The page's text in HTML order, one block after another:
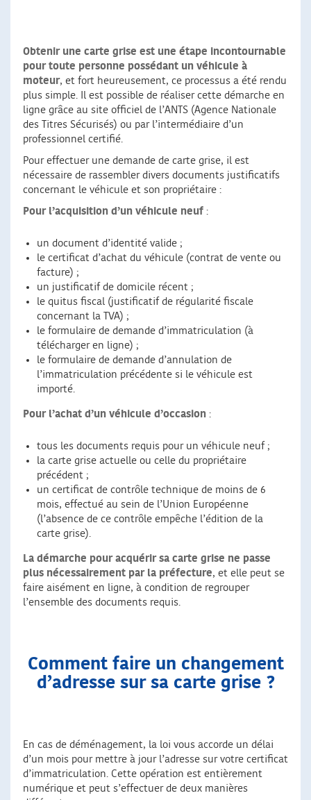
Obtenir une carte grise est une étape incontournable
pour toute personne possédant un véhicule à
moteur, et fort heureusement, ce processus a été rendu
plus simple. Il est possible de réaliser cette démarche en
ligne grâce au site officiel de l’ANTS (Agence Nationale
des Titres Sécurisés) ou par l’intermédiaire d’un
professionnel certifié.
Pour effectuer une demande de carte grise, il est
nécessaire de rassembler divers documents justificatifs
concernant le véhicule et son propriétaire :
Pour l’acquisition d’un véhicule neuf :
un document d’identité valide ;
le certificat d’achat du véhicule (contrat de vente ou
facture) ;
un justificatif de domicile récent ;
le quitus fiscal (justificatif de régularité fiscale
concernant la TVA) ;
le formulaire de demande d’immatriculation (à
télécharger en ligne) ;
le formulaire de demande d’annulation de
l’immatriculation précédente si le véhicule est
importé.
Pour l’achat d’un véhicule d’occasion :
tous les documents requis pour un véhicule neuf ;
la carte grise actuelle ou celle du propriétaire
précédent ;
un certificat de contrôle technique de moins de 6
mois, effectué au sein de l’Union Européenne
(l’absence de ce contrôle empêche l’édition de la
carte grise).
La démarche pour acquérir sa carte grise ne passe
plus nécessairement par la préfecture, et elle peut se
faire aisément en ligne, à condition de regrouper
l’ensemble des documents requis.
Comment faire un changement
d’adresse sur sa carte grise ?
En cas de déménagement, la loi vous accorde un délai
d’un mois pour mettre à jour l’adresse sur votre certificat
d’immatriculation. Cette opération est entièrement
numérique et peut s’effectuer de deux manières